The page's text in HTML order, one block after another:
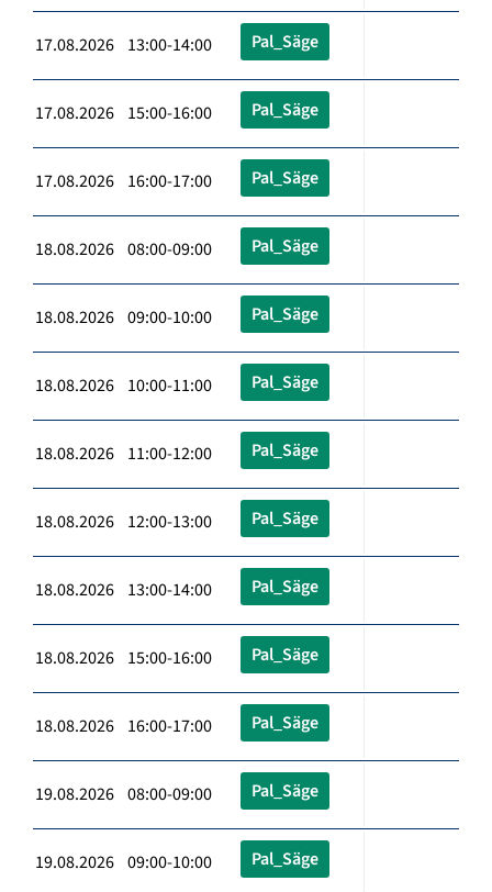
17.08.2026 13:00-14:00 Pal_Säge
17.08.2026 15:00-16:00 Pal_Säge
17.08.2026 16:00-17:00 Pal_Säge
18.08.2026 08:00-09:00 Pal_Säge
18.08.2026 09:00-10:00 Pal_Säge
18.08.2026 10:00-11:00 Pal_Säge
18.08.2026 11:00-12:00 Pal_Säge
18.08.2026 12:00-13:00 Pal_Säge
18.08.2026 13:00-14:00 Pal_Säge
18.08.2026 15:00-16:00 Pal_Säge
18.08.2026 16:00-17:00 Pal_Säge
19.08.2026 08:00-09:00 Pal_Säge
19.08.2026 09:00-10:00 Pal_Säge